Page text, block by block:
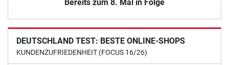
Bereits zum 8. Mal in Folge
DEUTSCHLAND TEST: BESTE ONLINE-SHOPS
KUNDENZUFRIEDENHEIT (FOCUS 16/26)